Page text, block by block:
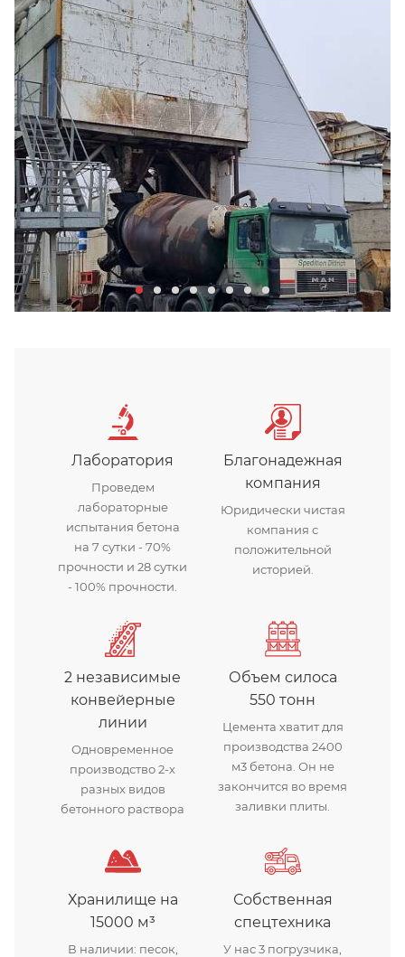
Лаборатория
Проведем
лабораторные
испытания бетона
на 7 сутки - 70%
прочности и 28 сутки
- 100% прочности.
Благонадежная
компания
Юридически чистая
компания с
положительной
историей.
2 независимые
конвейерные
линии
Одновременное
производство 2-х
разных видов
бетонного раствора
Объем силоса
550 тонн
Цемента хватит для
производства 2400
м3 бетона. Он не
закончится во время
заливки плиты.
Хранилище на
15000 м³
В наличии: песок,
Собственная
спецтехника
У нас 3 погрузчика,